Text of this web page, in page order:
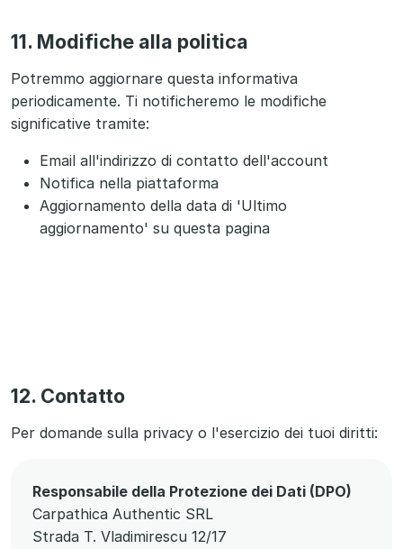
11. Modifiche alla politica
Potremmo aggiornare questa informativa
periodicamente. Ti notificheremo le modifiche
significative tramite:
Email all'indirizzo di contatto dell'account
Notifica nella piattaforma
Aggiornamento della data di 'Ultimo
aggiornamento' su questa pagina
12. Contatto
Per domande sulla privacy o l'esercizio dei tuoi diritti:
Responsabile della Protezione dei Dati (DPO)
Carpathica Authentic SRL
Strada T. Vladimirescu 12/17